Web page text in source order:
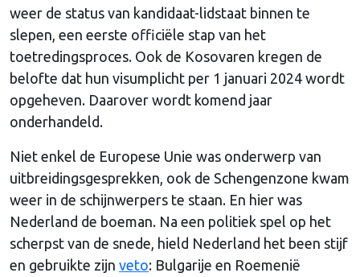
weer de status van kandidaat-lidstaat binnen te
slepen, een eerste officiële stap van het
toetredingsproces. Ook de Kosovaren kregen de
belofte dat hun visumplicht per 1 januari 2024 wordt
opgeheven. Daarover wordt komend jaar
onderhandeld.
Niet enkel de Europese Unie was onderwerp van
uitbreidingsgesprekken, ook de Schengenzone kwam
weer in de schijnwerpers te staan. En hier was
Nederland de boeman. Na een politiek spel op het
scherpst van de snede, hield Nederland het been stijf
en gebruikte zijn veto: Bulgarije en Roemenië